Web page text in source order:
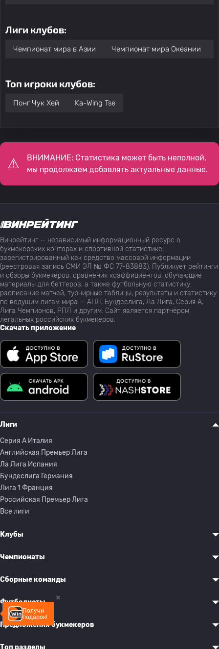
Лиги клубов:
Чемпионат мира в Азии Чемпионат мира Океании
Топ игроки клубов:
Понг Чук Хей Ka-Wing Tse
ВНИМАНИЕ: Статистика может быть неполной,
мы продолжаем добавлять актуальные данные.
Получи
подарок!
Винрейтинг — независимый информационный ресурс о
букмекерских конторах и спортивной статистике,
зарегистрированный как средство массовой информации
(реестровая запись СМИ ЭЛ № ФС 77-83883). Публикует рейтинги
и обзоры букмекеров, сравнения коэффициентов, обучающие
материалы для беттеров, а также футбольную статистику:
расписание матчей, турнирные таблицы, результаты и статистику
по ведущим лигам мира — АПЛ, Бундеслига, Ла Лига, Серия А,
Лига Чемпионов, РПЛ и другим. Сайт является партнёром
легальных российских букмекеров.
Скачать приложение
Лиги
Серия A Италия
Английская Премьер Лига
Ла Лига Испания
Бундеслига Германия
Лига 1 Франция
Российская Премьер Лига
Все лиги
Клубы
Чемпионаты
Сборные команды
Футболисты
Предложения букмекеров